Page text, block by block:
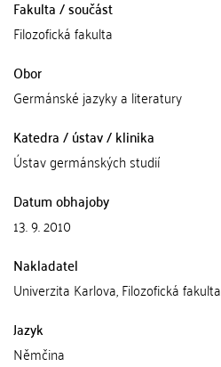
Fakulta / součást
Filozofická fakulta
Obor
Germánské jazyky a literatury
Katedra / ústav / klinika
Ústav germánských studií
Datum obhajoby
13. 9. 2010
Nakladatel
Univerzita Karlova, Filozofická fakulta
Jazyk
Němčina